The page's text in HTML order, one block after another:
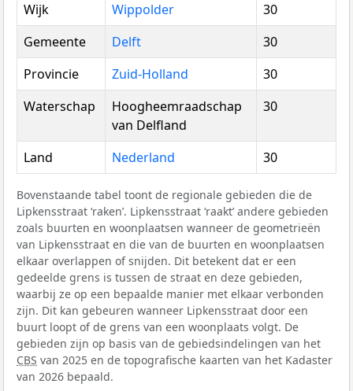
Wijk
Wippolder
30
Gemeente
Delft
30
Provincie
Zuid-Holland
30
Waterschap
Hoogheemraadschap
van Delfland
30
Land Nederland 30
Bovenstaande tabel toont de regionale gebieden die de
Lipkensstraat ‘raken’. Lipkensstraat ‘raakt’ andere gebieden
zoals buurten en woonplaatsen wanneer de geometrieën
van Lipkensstraat en die van de buurten en woonplaatsen
elkaar overlappen of snijden. Dit betekent dat er een
gedeelde grens is tussen de straat en deze gebieden,
waarbij ze op een bepaalde manier met elkaar verbonden
zijn. Dit kan gebeuren wanneer Lipkensstraat door een
buurt loopt of de grens van een woonplaats volgt. De
gebieden zijn op basis van de gebiedsindelingen van het
CBS van 2025 en de topografische kaarten van het Kadaster
van 2026 bepaald.